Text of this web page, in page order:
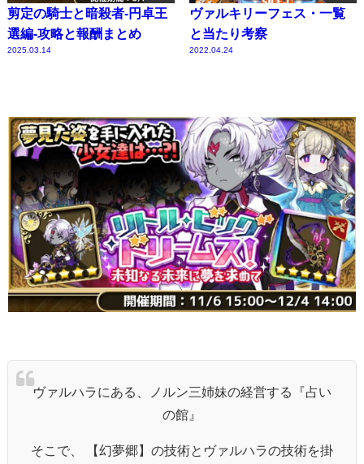
剪定の騎士と暗殺者-円卓王
選編-攻略と報酬まとめ
2025.03.14
ヴァルキリーフェス・一覧
と当たり考察
2022.04.24
ヴァルハラにある、ノルン三姉妹の経営する『占い
の館』
そこで、 【幻夢郷】の技術とヴァルハラの技術を掛